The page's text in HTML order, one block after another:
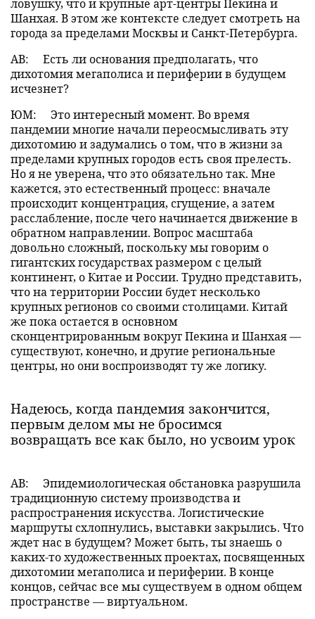
ловушку, что и крупные арт-центры Пекина и
Шанхая. В этом же контексте следует смотреть на
города за пределами Москвы и Санкт-Петербурга.
АВ:
Есть ли основания предполагать, что
дихотомия мегаполиса и периферии в будущем
исчезнет?
ЮМ:
Это интересный момент. Во время
пандемии многие начали переосмысливать эту
дихотомию и задумались о том, что в жизни за
пределами крупных городов есть своя прелесть.
Но я не уверена, что это обязательно так. Мне
кажется, это естественный процесс: вначале
происходит концентрация, сгущение, а затем
расслабление, после чего начинается движение в
обратном направлении. Вопрос масштаба
довольно сложный, поскольку мы говорим о
гигантских государствах размером с целый
континент, о Китае и России. Трудно представить,
что на территории России будет несколько
крупных регионов со своими столицами. Китай
же пока остается в основном
сконцентрированным вокруг Пекина и Шанхая —
существуют, конечно, и другие региональные
центры, но они воспроизводят ту же логику.
Надеюсь, когда пандемия закончится,
первым делом мы не бросимся
возвращать все как было, но усвоим урок
АВ:
Эпидемиологическая обстановка разрушила
традиционную систему производства и
распространения искусства. Логистические
маршруты схлопнулись, выставки закрылись. Что
ждет нас в будущем? Может быть, ты знаешь о
каких-то художественных проектах, посвященных
дихотомии мегаполиса и периферии. В конце
концов, сейчас все мы существуем в одном общем
пространстве — виртуальном.